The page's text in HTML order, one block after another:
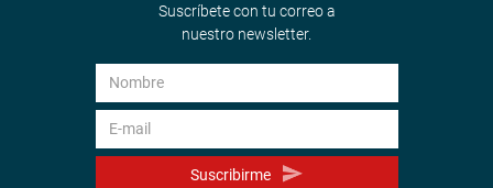
Suscríbete con tu correo a
nuestro newsletter.
Suscribirme